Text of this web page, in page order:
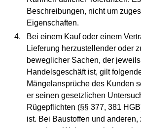
Beschreibungen, nicht um
Eigenschaften.
Bei einem Kauf oder einem
Lieferung herzustellender oder
beweglicher Sachen, der
Handelsgeschäft ist, gilt
Mängelansprüche des Kunden
er seinen gesetzlichen
Rügepflichten (§§ 377, 381
ist. Bei Baustoffen und